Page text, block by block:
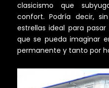
clasicismo que
confort. Podría decir,
estrellas ideal para
que se pueda imaginar
permanente y tanto por